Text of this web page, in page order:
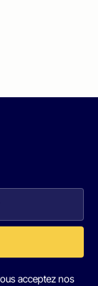
acceptez nos